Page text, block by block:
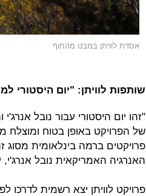
אסדת לוויתן במבט מהחוף
שותפות לוויתן: "יום
"זהו יום היסטורי עבור נובל
של הפרויקט באופן בטוח ומוצלח
פרויקטים ברמה בינלאומית מסוג
האנרגיה האמריקאית נובל